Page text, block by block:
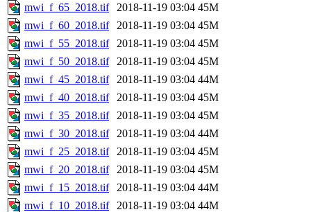
mwi_f_65_2018.tif
2018-11-19 03:04 45M
mwi_f_60_2018.tif
2018-11-19 03:04 45M
mwi_f_55_2018.tif
2018-11-19 03:04 45M
mwi_f_50_2018.tif
2018-11-19 03:04 45M
mwi_f_45_2018.tif
2018-11-19 03:04 44M
mwi_f_40_2018.tif
2018-11-19 03:04 45M
mwi_f_35_2018.tif
2018-11-19 03:04 45M
mwi_f_30_2018.tif
2018-11-19 03:04 44M
mwi_f_25_2018.tif
2018-11-19 03:04 45M
mwi_f_20_2018.tif
2018-11-19 03:04 45M
mwi_f_15_2018.tif
2018-11-19 03:04 44M
mwi_f_10_2018.tif
2018-11-19 03:04 44M